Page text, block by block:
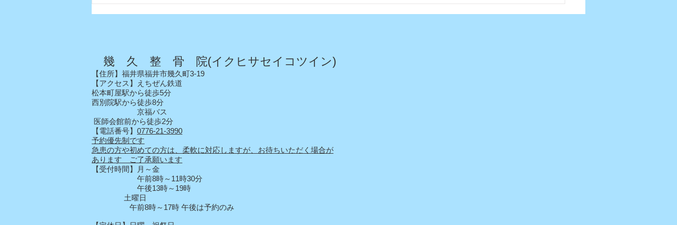
咲いてくれました〜
幾 久 整 骨 院(イクヒサセイコツイン)
【住所】福井県福井市幾久町3-19
【アクセス】えちぜん鉄道
松本町屋駅から徒歩5分
西別院駅から徒歩8分
京福バス
医師会館前から徒歩2分
【電話番号】 0776-21-3990
予約優先制です
急患の方や初めての方は、柔軟に対応しますが、お待ちいただく場合が
あります ご了承願います
【受付時間】月～金
午前8時～11時30分
午後13時～19時
土曜日
午前8時～17時 午後は予約のみ